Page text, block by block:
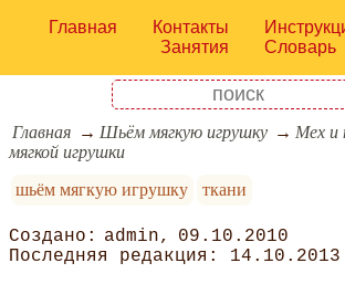
Главная Контакты
Занятия
Словарь
Главная Шьём мягкую игрушку
Мех и
мягкой игрушки
шьём мягкую игрушку
ткани
admin
09.10.2010
14.10.2013